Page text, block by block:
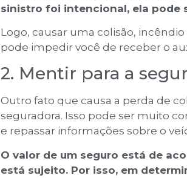
sinistro foi intencional, ela pode
Logo, causar uma colisão,
pode impedir você de receber o
2. Mentir para a
Outro fato que causa a perda de
seguradora. Isso pode ser muito
e repassar informações sobre o
O valor de um seguro está de
está sujeito. Por isso, em